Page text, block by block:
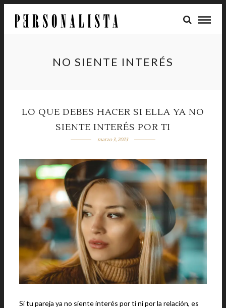
NO SIENTE INTERÉS
LO QUE DEBES HACER SI ELLA YA NO
SIENTE INTERÉS POR TI
marzo 3, 2023
Si tu pareja ya no siente interés por ti ni por la relación, es